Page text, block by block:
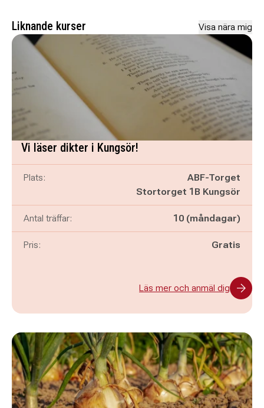
Liknande kurser Visa nära mig
Vi läser dikter i Kungsör!
Plats:
ABF-Torget
Stortorget 1B Kungsör
Antal träffar: 10 (måndagar)
Pris: Gratis
Läs mer och anmäl dig